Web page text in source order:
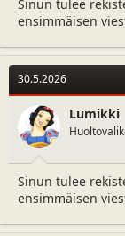
Sinun tulee
ensimmäisen
30.5.2026
Lumikki
Sinun tulee
ensimmäisen